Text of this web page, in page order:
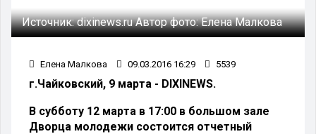
Источник:dixinews.ruАвтор фото:Елена Малкова
Елена Малкова 09.03.2016 16:29 5539
г.Чайковский, 9 марта - DIXINEWS.
В субботу 12 марта в 17:00 в большом зале
Дворца молодежи состоится отчетный